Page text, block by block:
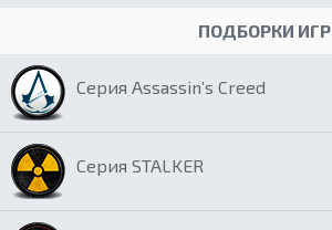
ПОДБОРКИ ИГР
Серия Assassin’s Creed
Серия STALKER